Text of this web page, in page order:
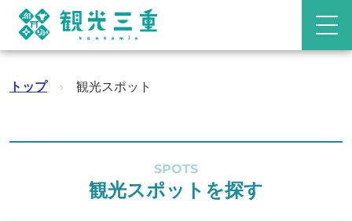
トップ › 観光スポット
SPOTS
観光スポットを探す